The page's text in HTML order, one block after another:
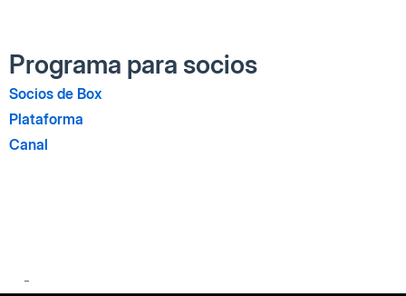
Programa para socios
Socios de Box
Plataforma
Canal
-